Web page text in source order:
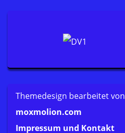
Themedesign bearbeitet von
moxmolion.com
Impressum und Kontakt